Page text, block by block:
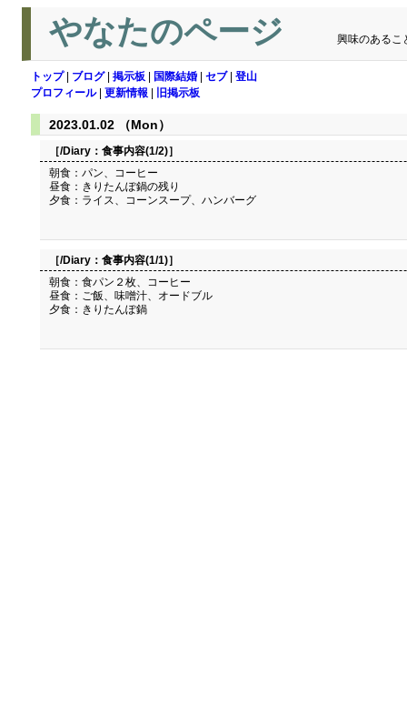
やなたのページ 興味のあるこ
トップ| ブログ| 掲示板 国際結婚 セブ| 登山
プロフィール| 更新情報 旧掲示板
2023.01.02 （Mon）
［/Diary： 食事内容(1/2)］
朝食：パン、コーヒー
昼食：きりたんぽ鍋の残り
夕食：ライス、コーンスープ、ハンバーグ
［/Diary： 食事内容(1/1)］
朝食：食パン２枚、コーヒー
昼食：ご飯、味噌汁、オードブル
夕食：きりたんぽ鍋